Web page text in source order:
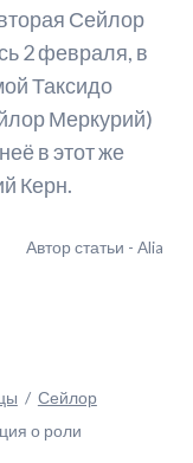
Сейлор
2 февраля, в
Таксидо
Меркурий)
в этот же
Керн.
Автор статьи - Alia
Сейлор
о роли